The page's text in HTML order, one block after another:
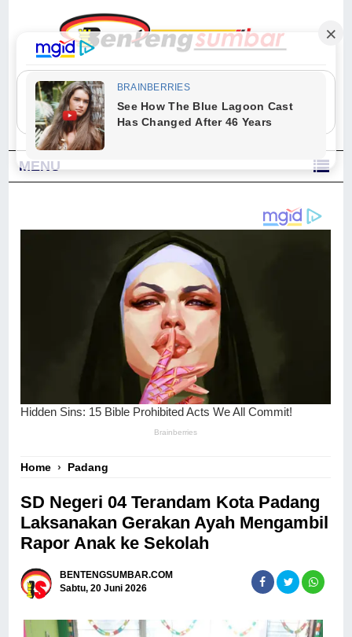
"Sesungguhnya Allah dan para malaikat-Nya berselawat untuk Nabi.
Wahai orang-orang yang beriman, berselawatlah kamu untuk Nabi dan
ucapkanlah salam dengan penuh penghormatan kepadanya." (Qs. Al
Ahzab Ayat 56)
MENU
Home › Padang
SD Negeri 04 Terandam Kota Padang
Laksanakan Gerakan Ayah Mengambil
Rapor Anak ke Sekolah
BENTENGSUMBAR.COM
Sabtu, 20 Juni 2026